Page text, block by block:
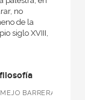
no
de la
siglo XVIII,
BARRERA